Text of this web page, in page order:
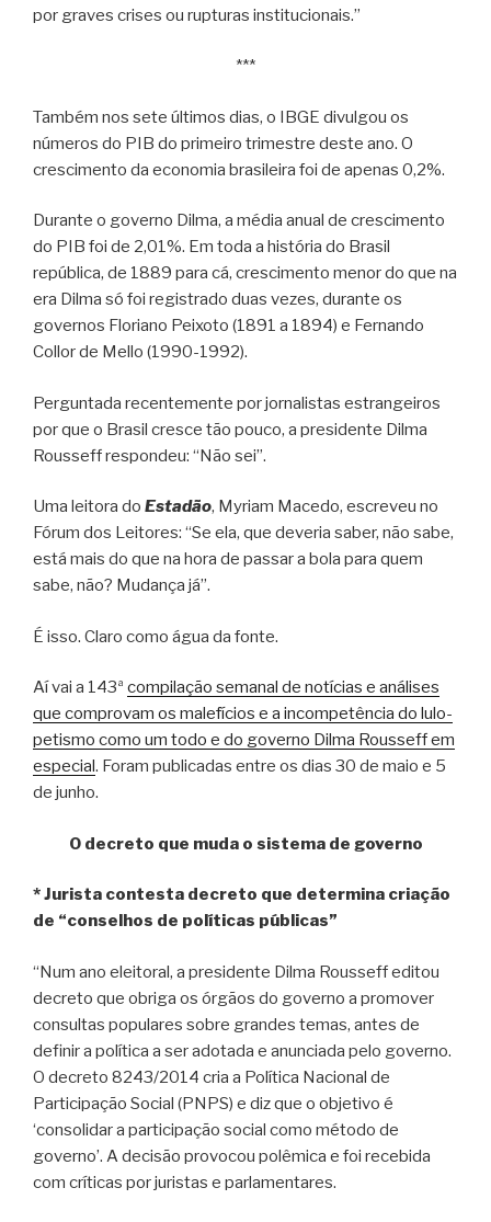
por graves crises ou rupturas institucionais.”
***
Também nos sete últimos dias, o IBGE divulgou os
números do PIB do primeiro trimestre deste ano. O
crescimento da economia brasileira foi de apenas 0,2%.
Durante o governo Dilma, a média anual de crescimento
do PIB foi de 2,01%. Em toda a história do Brasil
república, de 1889 para cá, crescimento menor do que na
era Dilma só foi registrado duas vezes, durante os
governos Floriano Peixoto (1891 a 1894) e Fernando
Collor de Mello (1990-1992).
Perguntada recentemente por jornalistas estrangeiros
por que o Brasil cresce tão pouco, a presidente Dilma
Rousseff respondeu: “Não sei”.
Uma leitora do Estadão, Myriam Macedo, escreveu no
Fórum dos Leitores: “Se ela, que deveria saber, não sabe,
está mais do que na hora de passar a bola para quem
sabe, não? Mudança já”.
É isso. Claro como água da fonte.
Aí vai a 143ª compilação semanal de notícias e análises
que comprovam os malefícios e a incompetência do lulo-
petismo como um todo e do governo Dilma Rousseff em
especial. Foram publicadas entre os dias 30 de maio e 5
de junho.
O decreto que muda o sistema de governo
* Jurista contesta decreto que determina criação
de “conselhos de políticas públicas”
“Num ano eleitoral, a presidente Dilma Rousseff editou
decreto que obriga os órgãos do governo a promover
consultas populares sobre grandes temas, antes de
definir a política a ser adotada e anunciada pelo governo.
O decreto 8243/2014 cria a Política Nacional de
Participação Social (PNPS) e diz que o objetivo é
‘consolidar a participação social como método de
governo’. A decisão provocou polêmica e foi recebida
com críticas por juristas e parlamentares.